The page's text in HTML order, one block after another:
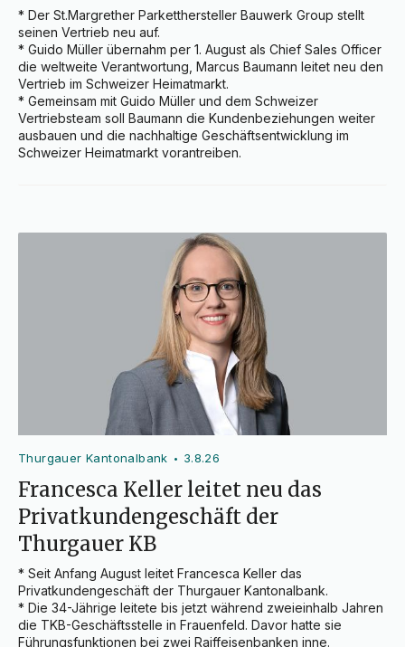
* Der St.Margrether Parketthersteller Bauwerk Group stellt
seinen Vertrieb neu auf.
* Guido Müller übernahm per 1. August als Chief Sales Officer
die weltweite Verantwortung, Marcus Baumann leitet neu den
Vertrieb im Schweizer Heimatmarkt.
* Gemeinsam mit Guido Müller und dem Schweizer
Vertriebsteam soll Baumann die Kundenbeziehungen weiter
ausbauen und die nachhaltige Geschäftsentwicklung im
Schweizer Heimatmarkt vorantreiben.
Thurgauer Kantonalbank • 3.8.26
Francesca Keller leitet neu das
Privatkundengeschäft der
Thurgauer KB
* Seit Anfang August leitet Francesca Keller das
Privatkundengeschäft der Thurgauer Kantonalbank.
* Die 34-Jährige leitete bis jetzt während zweieinhalb Jahren
die TKB-Geschäftsstelle in Frauenfeld. Davor hatte sie
Führungsfunktionen bei zwei Raiffeisenbanken inne.